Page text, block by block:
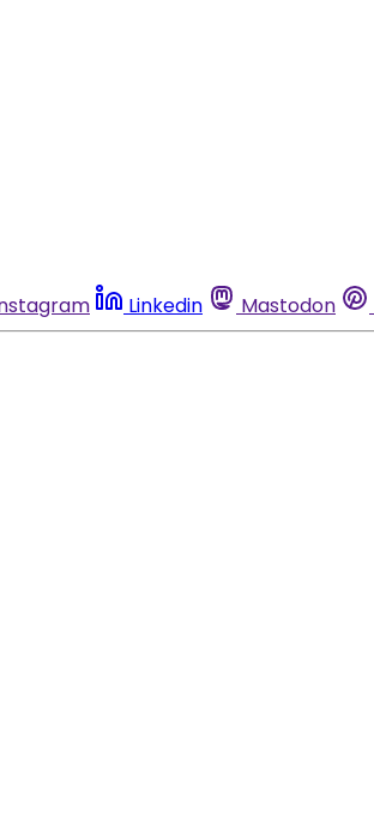
Linkedin Mastodon